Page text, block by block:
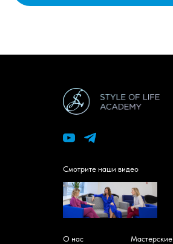
О нас
Смотрите наши видео
Мастерские